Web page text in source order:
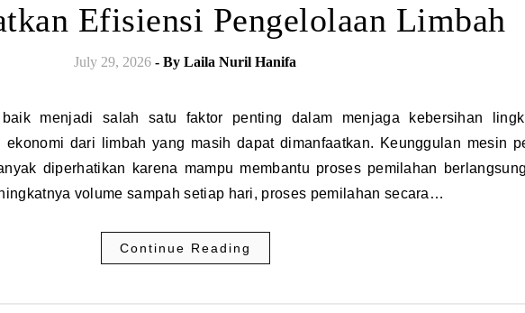
Efisiensi Pengelolaan Limbah
July 29, 2026 - By Laila Nuril Hanifa
dari limbah yang masih dapat dimanfaatkan. Keunggulan mesin
diperhatikan karena mampu membantu proses pemilahan
volume sampah setiap hari, proses pemilahan secara…
Continue Reading